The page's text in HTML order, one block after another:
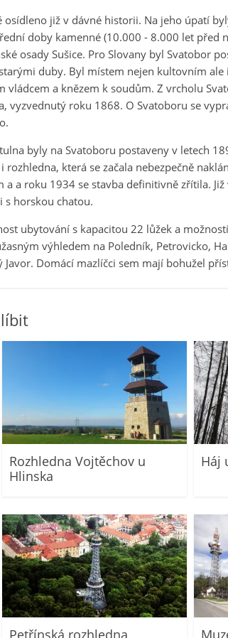
již v dávné historii. Na jeho úpatí
doby kamenné (10.000 - 8.000 let před
osady Sušice. Pro Slovany byl Svatobor
duby. Byl místem nejen kultovním ale
vládcem a knězem k soudům. Z vrcholu
vyzvednutý roku 1868. O Svatoboru se
byly na Svatoboru postaveny v letech
která se začala nebezpečně
a roku 1934 se stavba definitivně zřítila.
s horskou chatou.
ubytování s kapacitou 22 lůžek a
výhledem na Poledník, Petrovicko,
Domácí mazlíčci sem mají bohužel
Rozhledna Vojtěchov u
Hlinska
Háj
Petřínská rozhledna